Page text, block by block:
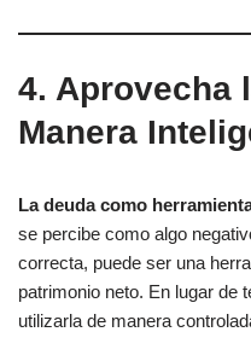
4. Aprovecha
Manera
La deuda como
se percibe como algo
correcta, puede ser una
patrimonio neto. En lugar de
utilizarla de manera